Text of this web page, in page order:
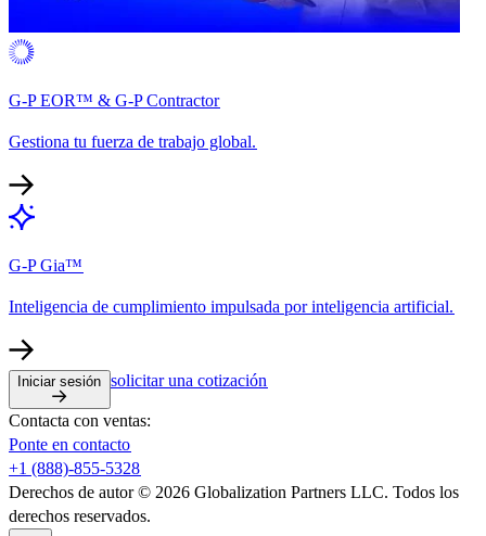
G-P EOR™ & G-P Contractor​​
Gestiona tu fuerza de trabajo global.​​
G-P Gia™​​
Inteligencia de cumplimiento impulsada por inteligencia artificial.​​
Iniciar sesión​​ solicitar una cotización​​
Contacta con ventas:​​
Ponte en contacto​​
+1 (888)-855-5328​​
Derechos de autor © 2026 Globalization Partners LLC. Todos los
derechos reservados.​​